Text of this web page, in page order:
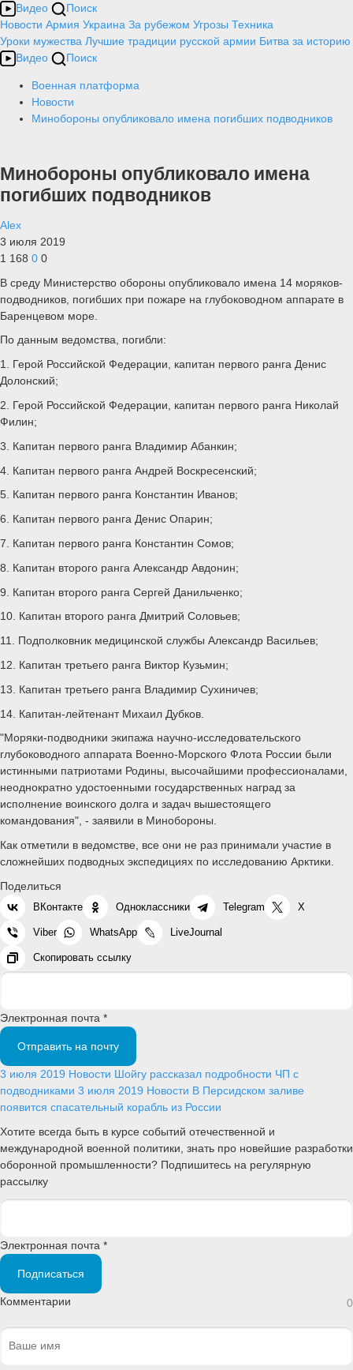
Видео
Поиск
Новости Армия Украина За рубежом Угрозы Техника
Уроки мужества Лучшие традиции русской армии Битва за историю
Видео
Поиск
Военная платформа
Новости
Минобороны опубликовало имена погибших подводников
Минобороны опубликовало имена
погибших подводников
Alex
3 июля 2019
1 168 0 0
В среду Министерство обороны опубликовало имена 14 моряков-
подводников, погибших при пожаре на глубоководном аппарате в
Баренцевом море.
По данным ведомства, погибли:
1. Герой Российской Федерации, капитан первого ранга Денис
Долонский;
2. Герой Российской Федерации, капитан первого ранга Николай
Филин;
3. Капитан первого ранга Владимир Абанкин;
4. Капитан первого ранга Андрей Воскресенский;
5. Капитан первого ранга Константин Иванов;
6. Капитан первого ранга Денис Опарин;
7. Капитан первого ранга Константин Сомов;
8. Капитан второго ранга Александр Авдонин;
9. Капитан второго ранга Сергей Данильченко;
10. Капитан второго ранга Дмитрий Соловьев;
11. Подполковник медицинской службы Александр Васильев;
12. Капитан третьего ранга Виктор Кузьмин;
13. Капитан третьего ранга Владимир Сухиничев;
14. Капитан-лейтенант Михаил Дубков.
"Моряки-подводники экипажа научно-исследовательского
глубоководного аппарата Военно-Морского Флота России были
истинными патриотами Родины, высочайшими профессионалами,
неоднократно удостоенными государственных наград за
исполнение воинского долга и задач вышестоящего
командования", - заявили в Минобороны.
Как отметили в ведомстве, все они не раз принимали участие в
сложнейших подводных экспедициях по исследованию Арктики.
Поделиться
ВКонтакте Одноклассники Telegram X
Viber WhatsApp LiveJournal
Скопировать ссылку
Электронная почта *
Отправить на почту
3 июля 2019 Новости Шойгу рассказал подробности ЧП с
подводниками 3 июля 2019 Новости В Персидском заливе
появится спасательный корабль из России
Хотите всегда быть в курсе событий отечественной и
международной военной политики, знать про новейшие разработки
оборонной промышленности? Подпишитесь на регулярную
рассылку
Электронная почта *
Подписаться
Комментарии 0